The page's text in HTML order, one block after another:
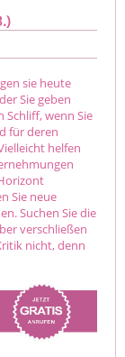
sie heute
Sie geben
Schliff, wenn Sie
für deren
helfen
Sie neue
Suchen Sie die
verschließen
nicht, denn